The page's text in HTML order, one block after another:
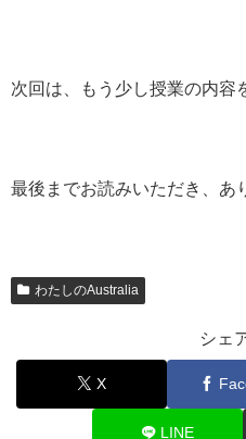
次回は、もう少し授業の内容
最後までお読みいただき、あ
わたしのAustralia
シェ
X
LINE